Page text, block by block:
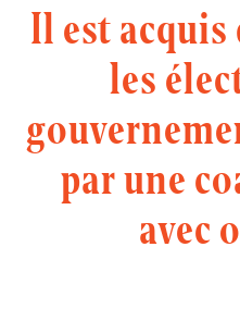
Il est acquis
les
par une
avec